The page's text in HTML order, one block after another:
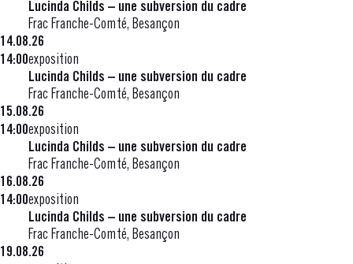
Lucinda Childs – une subversion du cadre
Frac Franche-Comté, Besançon
14.08.26
14:00exposition
Lucinda Childs – une subversion du cadre
Frac Franche-Comté, Besançon
15.08.26
14:00exposition
Lucinda Childs – une subversion du cadre
Frac Franche-Comté, Besançon
16.08.26
14:00exposition
Lucinda Childs – une subversion du cadre
Frac Franche-Comté, Besançon
19.08.26